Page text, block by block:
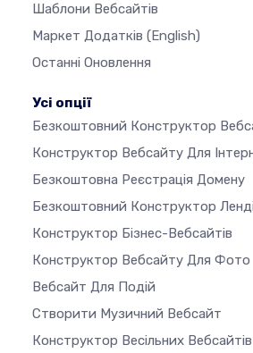
Шаблони Вебсайтів
Маркет Додатків (English)
Останні Оновлення
Усі опції
Безкоштовний Конструктор
Конструктор Вебсайту Для
Безкоштовна Реєстрація Домену
Безкоштовний Конструктор
Конструктор Бізнес-Вебсайтів
Конструктор Вебсайту Для Фото
Вебсайт Для Подій
Створити Музичний Вебсайт
Конструктор Весільних Вебсайтів